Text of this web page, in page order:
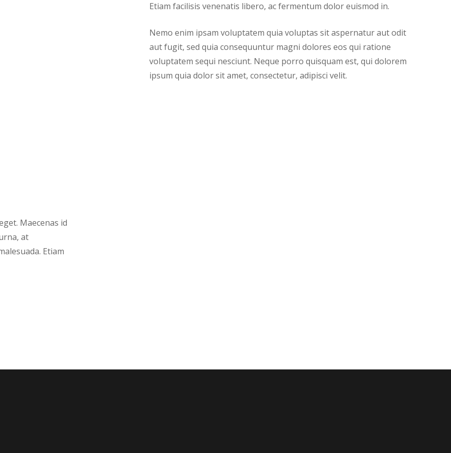
Etiam facilisis venenatis libero, ac fermentum dolor euismod in.
Nemo enim ipsam voluptatem quia voluptas sit aspernatur aut odit
aut fugit, sed quia consequuntur magni dolores eos qui ratione
voluptatem sequi nesciunt. Neque porro quisquam est, qui dolorem
ipsum quia dolor sit amet, consectetur, adipisci velit.
Maecenas id
at
Etiam